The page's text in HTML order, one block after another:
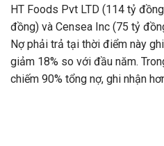
HT Foods Pvt LTD (114 tỷ
đồng) và Censea Inc (75 tỷ
Nợ phải trả tại thời điểm này
giảm 18% so với đầu năm.
chiếm 90% tổng nợ, ghi nhận